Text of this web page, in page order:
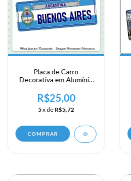
Placa de Carro
Decorativa em Alumínio
- Buenos Aires -
Argentina
R$25,00
5x de R$5,72
COMPRAR